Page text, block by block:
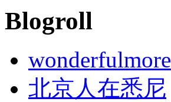
Blogroll
wonderfulmore
北京人在悉尼